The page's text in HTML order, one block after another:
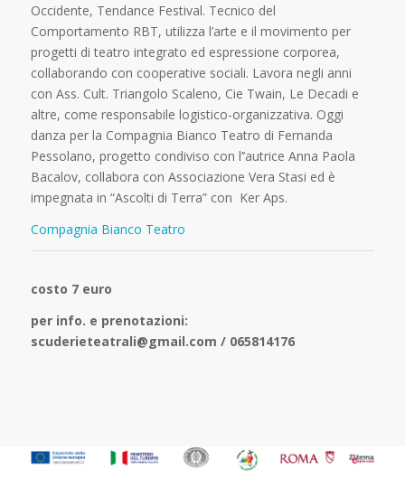
Occidente, Tendance Festival. Tecnico del
Comportamento RBT, utilizza l’arte e il movimento per
progetti di teatro integrato ed espressione corporea,
collaborando con cooperative sociali. Lavora negli anni
con Ass. Cult. Triangolo Scaleno, Cie Twain, Le Decadi e
altre, come responsabile logistico-organizzativa. Oggi
danza per la Compagnia Bianco Teatro di Fernanda
Pessolano, progetto condiviso con l’’autrice Anna Paola
Bacalov, collabora con Associazione Vera Stasi ed è
impegnata in “Ascolti di Terra” con Ker Aps.
Compagnia Bianco Teatro
costo 7 euro
per info. e prenotazioni:
scuderieteatrali@gmail.com / 065814176